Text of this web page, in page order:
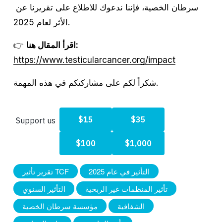
الأثر لعام 2025.
👉
اقرأ المقال هنا:
https://www.testicularcancer.org/impact
شكراً لكم على مشاركتكم في هذه المهمة.
تقرير تأثير TCF
التأثير في عام 2025
التأثير السنوي
تأثير المنظمات غير الربحية
مؤسسة سرطان الخصية
الشفافية